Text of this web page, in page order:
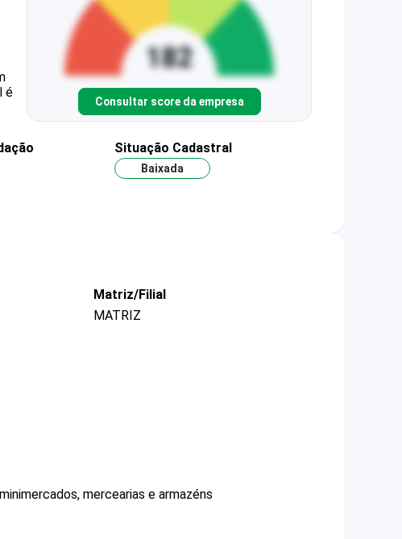
é
Consultar score da empresa
Situação Cadastral
Baixada
Matriz/Filial
MATRIZ
mercearias e armazéns